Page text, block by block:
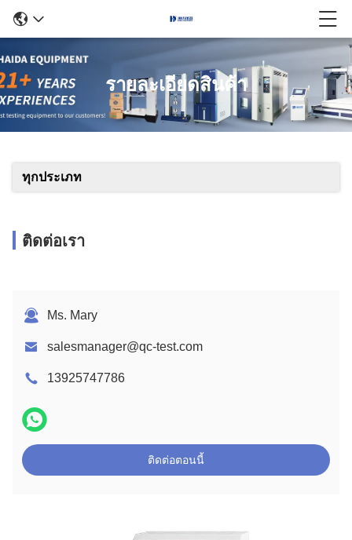
รายละเอียดสินค้า
ทุกประเภท
ติดต่อเรา
Ms. Mary
salesmanager@qc-test.com
13925747786
ติดต่อตอนนี้